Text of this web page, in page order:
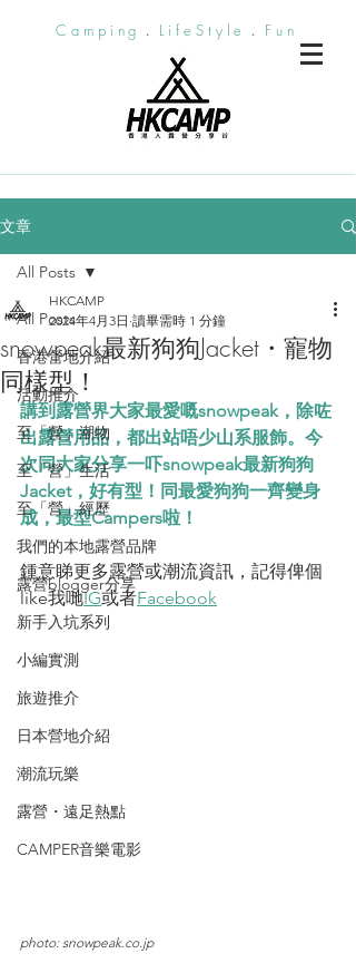
Camping．LifeStyle．Fun
文章
All Posts
香港營地介紹
活動推介
至「營」潮物
至「營」生活
至「營」經歷
我們的本地露營品牌
露營blogger分享
新手入坑系列
小編實測
旅遊推介
日本營地介紹
潮流玩樂
露營・遠足熱點
CAMPER音樂電影
All Posts
snowpeak最新狗狗Jacket・寵物
同樣型！
HKCAMP
2024年4月3日 讀畢需時 1 分鐘
講到露營界大家最愛嘅snowpeak，除咗
出露營用品，都出站唔少山系服飾。今
次同大家分享一吓snowpeak最新狗狗
Jacket，好有型！同最愛狗狗一齊變身
成，最型Campers啦！
鍾意睇更多露營或潮流資訊，記得俾個
like我哋IG或者Facebook
photo: snowpeak.co.jp